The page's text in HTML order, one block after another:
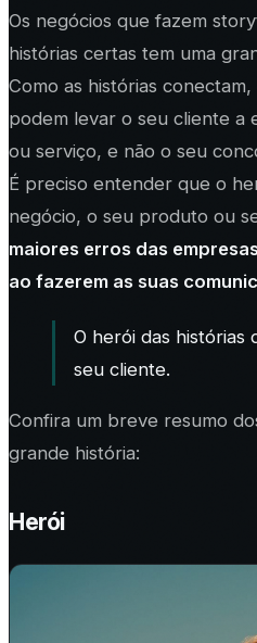
Os negócios que fazem
histórias certas tem uma
Como as histórias
podem levar o seu cliente a
ou serviço, e não o seu
É preciso entender que o
negócio, o seu produto ou
maiores erros das
ao fazerem as suas
O herói das histórias
seu cliente.
Confira um breve resumo
grande história:
Herói